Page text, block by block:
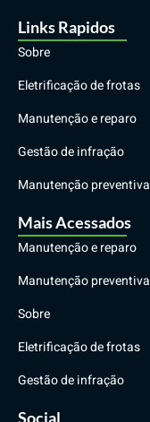
Links Rapidos
Sobre
Eletrificação de frotas
Manutenção e reparo
Gestão de infração
Manutenção preventiva
Mais Acessados
Manutenção e reparo
Manutenção preventiva
Sobre
Eletrificação de frotas
Gestão de infração
Social